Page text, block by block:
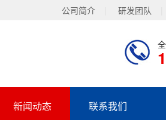
公司简介 研发团队
新闻动态 联系我们